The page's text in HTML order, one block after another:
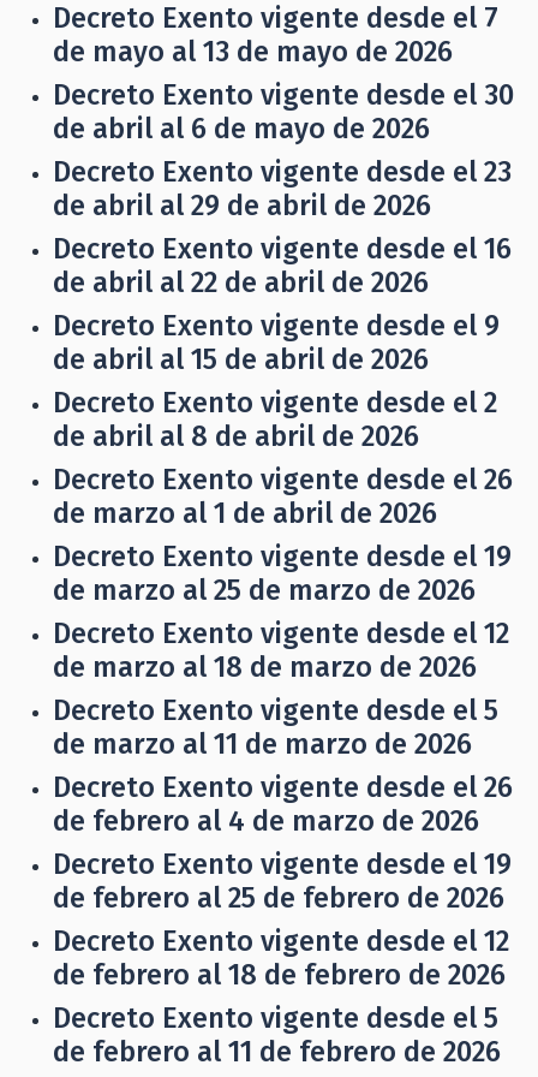
Decreto Exento vigente desde el 7
de mayo al 13 de mayo de 2026
Decreto Exento vigente desde el 30
de abril al 6 de mayo de 2026
Decreto Exento vigente desde el 23
de abril al 29 de abril de 2026
Decreto Exento vigente desde el 16
de abril al 22 de abril de 2026
Decreto Exento vigente desde el 9
de abril al 15 de abril de 2026
Decreto Exento vigente desde el 2
de abril al 8 de abril de 2026
Decreto Exento vigente desde el 26
de marzo al 1 de abril de 2026
Decreto Exento vigente desde el 19
de marzo al 25 de marzo de 2026
Decreto Exento vigente desde el 12
de marzo al 18 de marzo de 2026
Decreto Exento vigente desde el 5
de marzo al 11 de marzo de 2026
Decreto Exento vigente desde el 26
de febrero al 4 de marzo de 2026
Decreto Exento vigente desde el 19
de febrero al 25 de febrero de 2026
Decreto Exento vigente desde el 12
de febrero al 18 de febrero de 2026
Decreto Exento vigente desde el 5
de febrero al 11 de febrero de 2026